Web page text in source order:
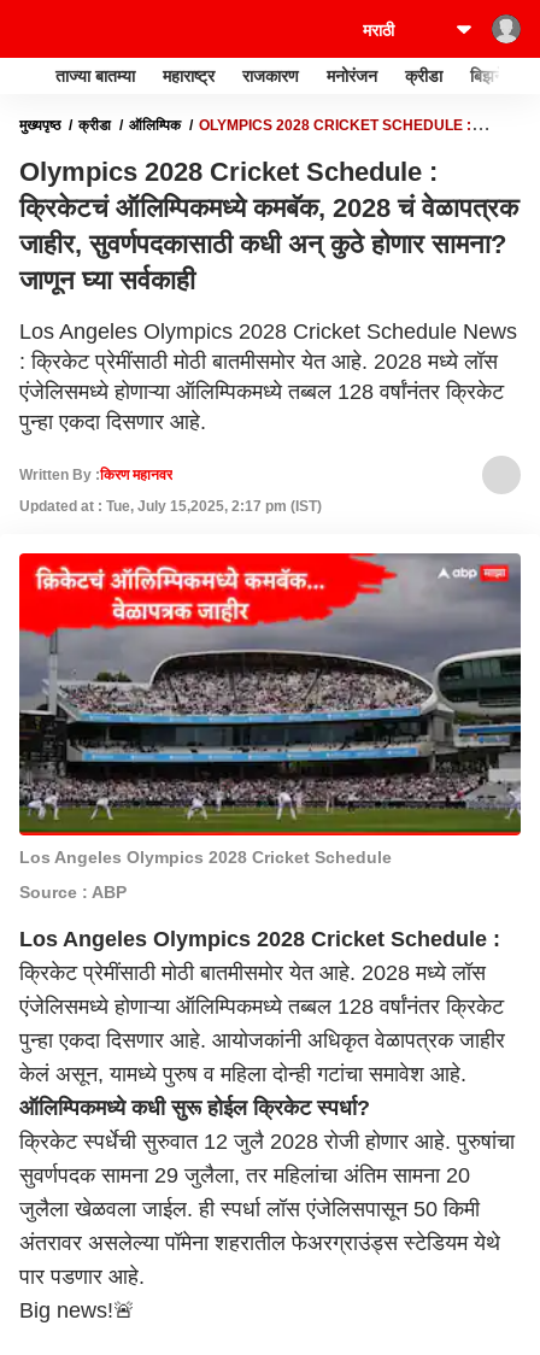
ताज्या बातम्या महाराष्ट्र राजकारण मनोरंजन क्रीडा बिझनेस
मुख्यपृष्ठ क्रीडा ऑलिम्पिक
OLYMPICS 2028 CRICKET SCHEDULE :
सामना? जाणून घ्या सर्वकाही
Olympics 2028 Cricket Schedule :
क्रिकेटचं ऑलिम्पिकमध्ये कमबॅक, 2028 चं वेळापत्रक
जाहीर, सुवर्णपदकासाठी कधी अन् कुठे होणार सामना?
जाणून घ्या सर्वकाही
Los Angeles Olympics 2028 Cricket Schedule News
: क्रिकेट प्रेमींसाठी मोठी बातमीसमोर येत आहे. 2028 मध्ये लॉस
एंजेलिसमध्ये होणाऱ्या ऑलिम्पिकमध्ये तब्बल 128 वर्षांनंतर क्रिकेट
पुन्हा एकदा दिसणार आहे.
Written By :किरण महानवर
Updated at : Tue, July 15,2025, 2:17 pm (IST)
Los Angeles Olympics 2028 Cricket Schedule
Source : ABP
Los Angeles Olympics 2028 Cricket Schedule :
क्रिकेट प्रेमींसाठी मोठी बातमीसमोर येत आहे. 2028 मध्ये लॉस
एंजेलिसमध्ये होणाऱ्या ऑलिम्पिकमध्ये तब्बल 128 वर्षांनंतर क्रिकेट
पुन्हा एकदा दिसणार आहे. आयोजकांनी अधिकृत वेळापत्रक जाहीर
केलं असून, यामध्ये पुरुष व महिला दोन्ही गटांचा समावेश आहे.
ऑलिम्पिकमध्ये कधी सुरू होईल क्रिकेट स्पर्धा?
क्रिकेट स्पर्धेची सुरुवात 12 जुलै 2028 रोजी होणार आहे. पुरुषांचा
सुवर्णपदक सामना 29 जुलैला, तर महिलांचा अंतिम सामना 20
जुलैला खेळवला जाईल. ही स्पर्धा लॉस एंजेलिसपासून 50 किमी
अंतरावर असलेल्या पॉमेना शहरातील फेअरग्राउंड्स स्टेडियम येथे
पार पडणार आहे.
Big news!🚨